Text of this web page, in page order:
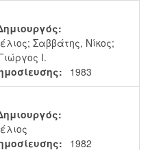
; Σαββάτης, Νίκος;
Ι.
1983
1982